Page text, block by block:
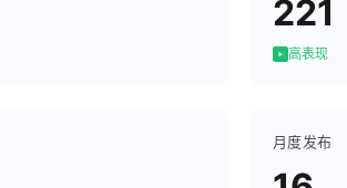
221
高表现
月度发布